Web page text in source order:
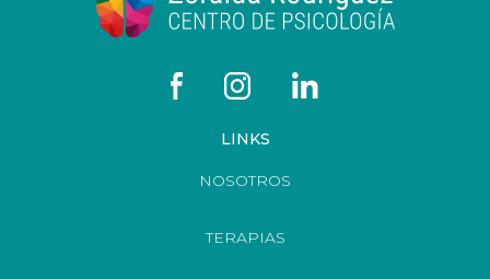
LINKS
NOSOTROS
TERAPIAS